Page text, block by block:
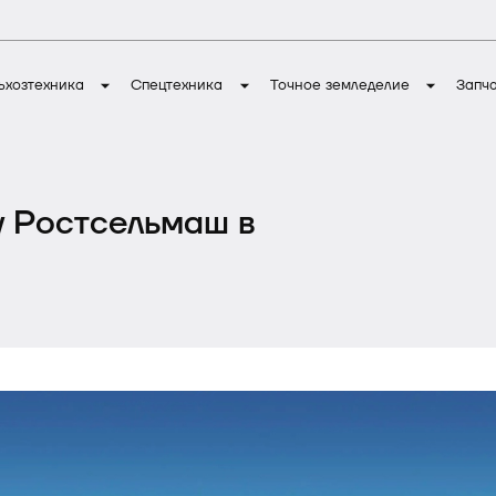
Спецтехника Точное земледелие
Ростсельмаш в